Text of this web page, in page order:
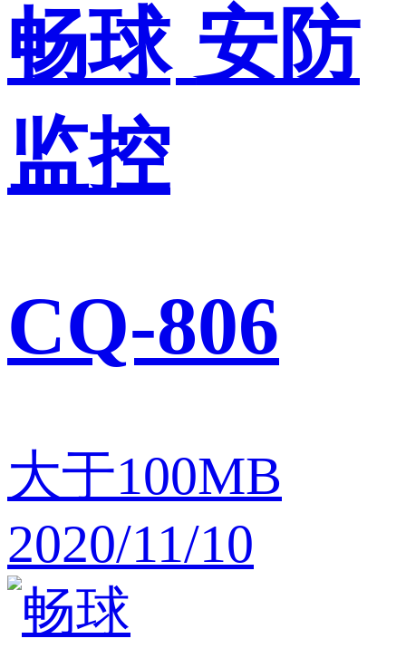
畅球 安防
监控
CQ-806
大于100MB
2020/11/10